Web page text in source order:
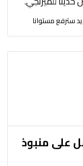
سترفع مستوانا
على منبوذ